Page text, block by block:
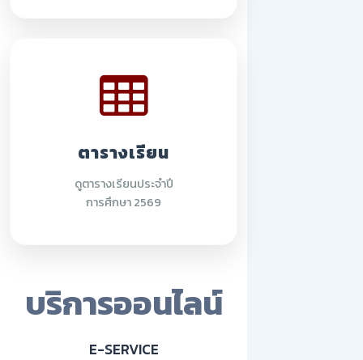
ตารางเรียน
ดูตารางเรียนประจำปี
การศึกษา 2569
บริการออนไลน์
E-SERVICE